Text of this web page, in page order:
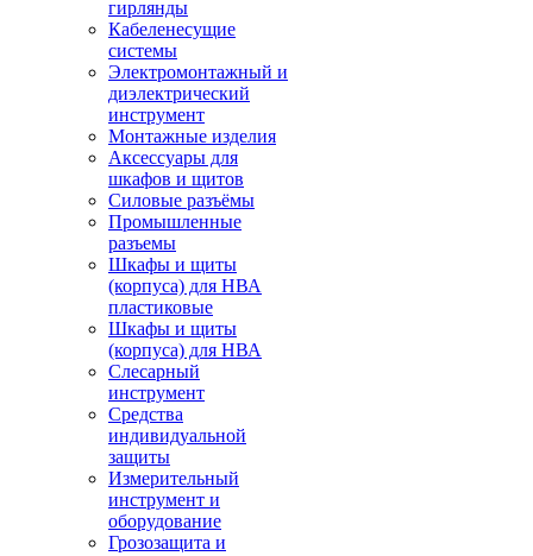
гирлянды
Кабеленесущие
системы
Электромонтажный и
диэлектрический
инструмент
Монтажные изделия
Аксессуары для
шкафов и щитов
Силовые разъёмы
Промышленные
разъемы
Шкафы и щиты
(корпуса) для НВА
пластиковые
Шкафы и щиты
(корпуса) для НВА
Слесарный
инструмент
Средства
индивидуальной
защиты
Измерительный
инструмент и
оборудование
Грозозащита и